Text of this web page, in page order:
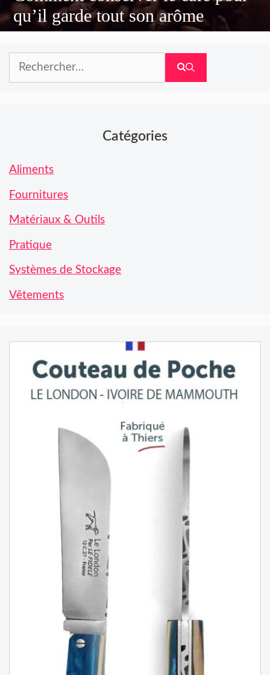
qu’il garde tout son arôme
Rechercher :
Catégories
Aliments
Fournitures
Matériaux & Outils
Pratique
Systèmes de Stockage
Vêtements